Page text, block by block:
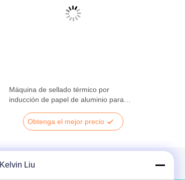
Máquina de sellado térmico por
inducción de papel de aluminio para
Obtenga el mejor precio
Kelvin Liu